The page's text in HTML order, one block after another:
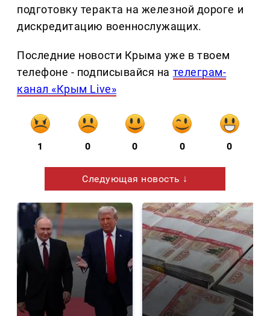
подготовку теракта на железной дороге и
дискредитацию военнослужащих.
Последние новости Крыма уже в твоем
телефоне - подписывайся на телеграм-
канал «Крым Live»
1 0 0 0 0
Следующая новость ↓